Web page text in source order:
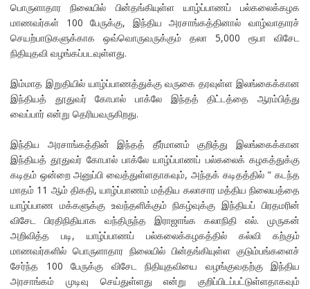
பொருளாதார நிலையில் பின்தங்கியுள்ள யாழ்ப்பாணப் பல்கலைக்கழக
மாணவர்கள் 100 பேருக்கு, இந்திய அரசாங்கத்தினால் வாழ்வாதாரச்
செயற்பாடுகளுக்காக ஒவ்வொருவருக்கும் தலா 5,000 ரூபா விசேட
நிதியுதவி வழங்கப்படவுள்ளது.
இம்மாத இறுதியில் யாழ்ப்பாணத்துக்கு வருகை தரவுள்ள இலங்கைக்கான
இந்தியத் தூதுவர் கோபால் பாக்லே இந்தத் திட்டத்தை ஆரம்பித்து
வைப்பார் என்று தெரியவருகிறது.
இந்திய அரசாங்கத்தின் இந்தத் தீர்மானம் குறித்து இலங்கைக்கான
இந்தியத் தூதுவர் கோபால் பாக்லே யாழ்ப்பாணப் பல்கலைக் கழகத்துக்கு
கடிதம் ஒன்றை அனுப்பி வைத்துள்ளதாகவும், அந்தக் கடிதத்தில் " கடந்த
மாதம் 11 ஆம் திகதி, யாழ்ப்பாணம் மத்திய கலாசார மத்திய நிலையத்தை
யாழ்ப்பாண மக்களுக்கு உவந்தளிக்கும் நிகழ்வுக்கு இந்தியப் பிரதமரின்
விசேட பிரதிநிதியாக வந்திருந்த இராஜாங்க கலாநிதி எல். முருகன்
அறிவித்த படி, யாழ்ப்பாணப் பல்கலைக்கழகத்தில் கல்வி கற்கும்
மாணவர்களில் பொருளாதார நிலையில் பின்தங்கியுள்ள குடும்பங்களைச்
சேர்ந்த 100 பேருக்கு விசேட நிதியுதவியை வழங்குவதற்கு இந்திய
அரசாங்கம் முடிவு செய்துள்ளது என்று குறிப்பிடப்பட்டுள்ளதாகவும்